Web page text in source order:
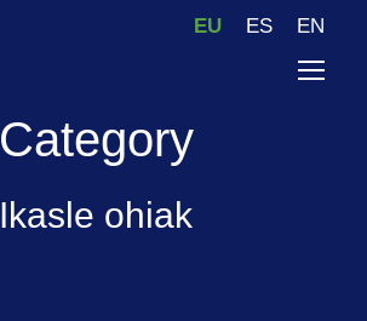
EU ES EN
Category
Ikasle ohiak